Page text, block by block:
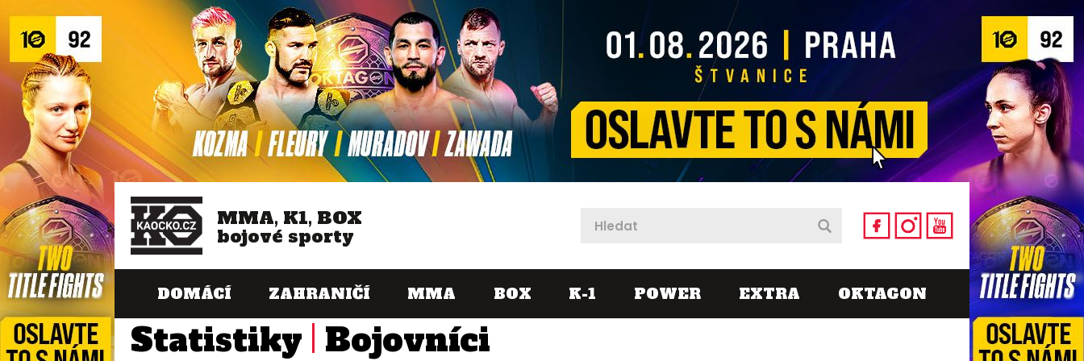
MMA, K1, BOX
bojové sporty
DOMÁCÍ ZAHRANIČÍ MMA BOX K-1 POWER EXTRA OKTAGON
Statistiky Bojovníci